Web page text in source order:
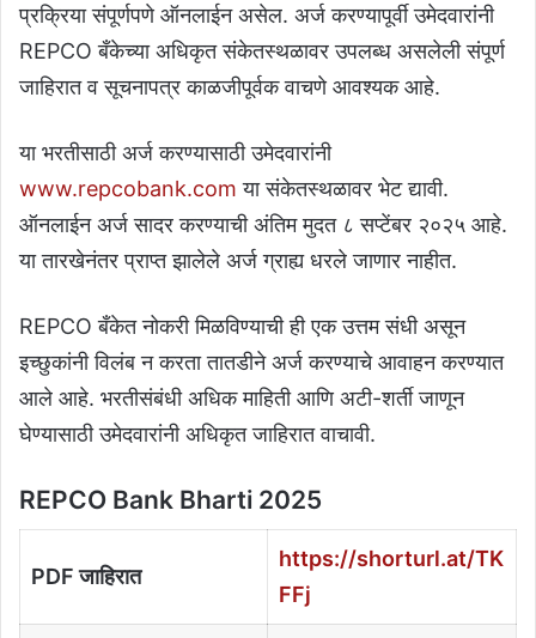
प्रक्रिया संपूर्णपणे ऑनलाईन असेल. अर्ज करण्यापूर्वी उमेदवारांनी
REPCO बँकेच्या अधिकृत संकेतस्थळावर उपलब्ध असलेली संपूर्ण
जाहिरात व सूचनापत्र काळजीपूर्वक वाचणे आवश्यक आहे.
या भरतीसाठी अर्ज करण्यासाठी उमेदवारांनी
www.repcobank.com या संकेतस्थळावर भेट द्यावी.
ऑनलाईन अर्ज सादर करण्याची अंतिम मुदत ८ सप्टेंबर २०२५ आहे.
या तारखेनंतर प्राप्त झालेले अर्ज ग्राह्य धरले जाणार नाहीत.
REPCO बँकेत नोकरी मिळविण्याची ही एक उत्तम संधी असून
इच्छुकांनी विलंब न करता तातडीने अर्ज करण्याचे आवाहन करण्यात
आले आहे. भरतीसंबंधी अधिक माहिती आणि अटी-शर्ती जाणून
घेण्यासाठी उमेदवारांनी अधिकृत जाहिरात वाचावी.
REPCO Bank Bharti 2025
PDF जाहिरात
https://shorturl.at/TK
FFj